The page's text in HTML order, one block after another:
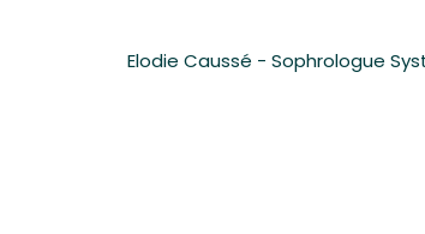
Elodie Caussé - Sophrologue